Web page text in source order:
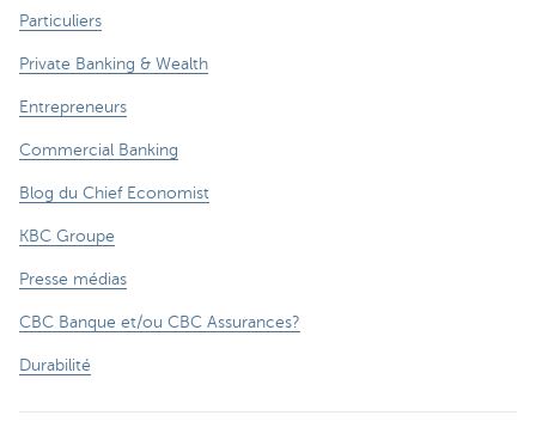
Particuliers
Private Banking & Wealth
Entrepreneurs
Commercial Banking
Blog du Chief Economist
KBC Groupe
Presse médias
CBC Banque et/ou CBC Assurances?
Durabilité